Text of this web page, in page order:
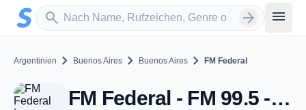
Zum Hauptinhalt springen
search
Sender suchen arrow_forward menu
Argentinien chevron_right Buenos Aires chevron_right Buenos Aires chevron_right FM Federal
FM Federal - FM 99.5 - Buenos Aires